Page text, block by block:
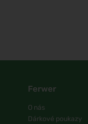
Ferwer
O nás
Dárkové poukazy